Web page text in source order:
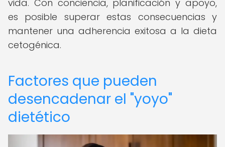
vida. Con conciencia, planificación y apoyo,
es posible superar estas consecuencias y
mantener una adherencia exitosa a la dieta
cetogénica.
Factores que pueden
desencadenar el "yoyo"
dietético